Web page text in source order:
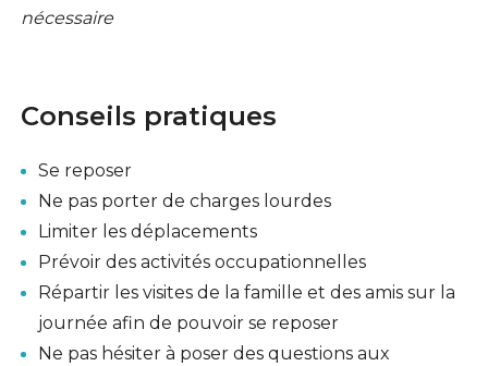
nécessaire
Conseils pratiques
Se reposer
Ne pas porter de charges lourdes
Limiter les déplacements
Prévoir des activités occupationnelles
Répartir les visites de la famille et des amis sur la
journée afin de pouvoir se reposer
Ne pas hésiter à poser des questions aux